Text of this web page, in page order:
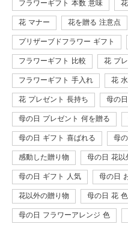
フラワーギフト 本数 意味
花 マナー 花を贈る 注意点
プリザーブドフラワー ギフト
フラワーギフト 比較 花 プ
フラワーギフト 手入れ 花
花 プレゼント 長持ち 母の
母の日 プレゼント 何を贈る
母の日 ギフト 喜ばれる 母
感動した贈り物 母の日 花以
母の日 ギフト 人気 母の日
花以外の贈り物 母の日 花
母の日 フラワーアレンジ 色